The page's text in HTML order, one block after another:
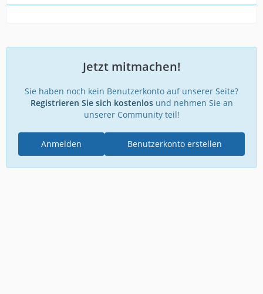
Jetzt mitmachen!
Sie haben noch kein Benutzerkonto auf unserer Seite?
Registrieren Sie sich kostenlosund nehmen Sie an
unserer Community teil!
Benutzerkonto erstellen
Anmelden